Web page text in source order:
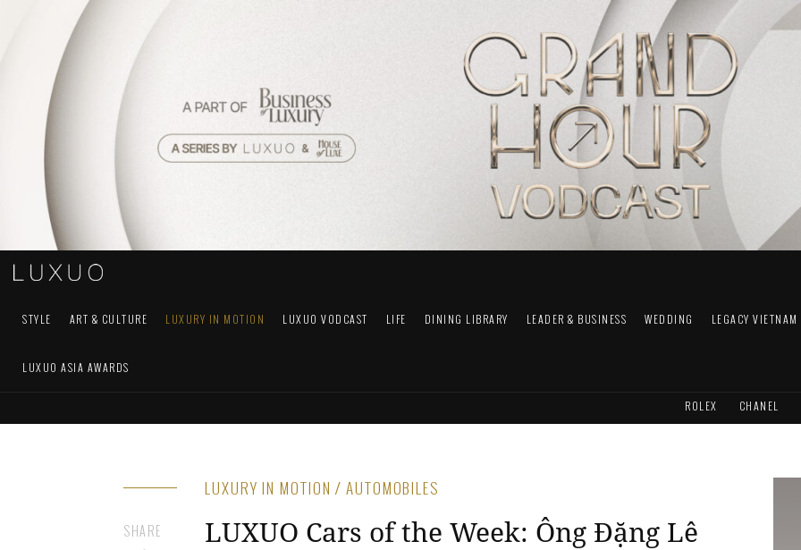
STYLE ART & CULTURE LUXURY IN MOTION LUXUO VODCAST LIFE DINING LIBRARY LEADER & BUSINESS WEDDING LEGACY VIETNAM
LUXUO ASIA AWARDS
ROLEX CHANEL
LUXURY IN MOTION / AUTOMOBILES
LUXUO Cars of the Week: Ông Đặng Lê
SHARE